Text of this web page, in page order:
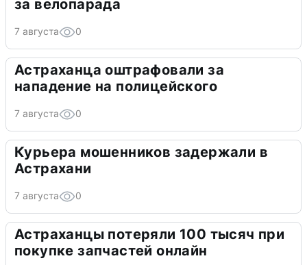
за велопарада
7 августа 0
Астраханца оштрафовали за
нападение на полицейского
7 августа 0
Курьера мошенников задержали в
Астрахани
7 августа 0
Астраханцы потеряли 100 тысяч при
покупке запчастей онлайн